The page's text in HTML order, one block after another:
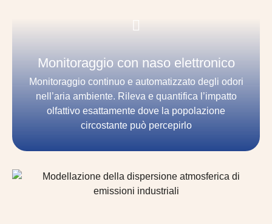
Monitoraggio con naso elettronico
Monitoraggio continuo e automatizzato degli odori
nell’aria ambiente. Rileva e quantifica l’impatto
olfattivo esattamente dove la popolazione
circostante può percepirlo